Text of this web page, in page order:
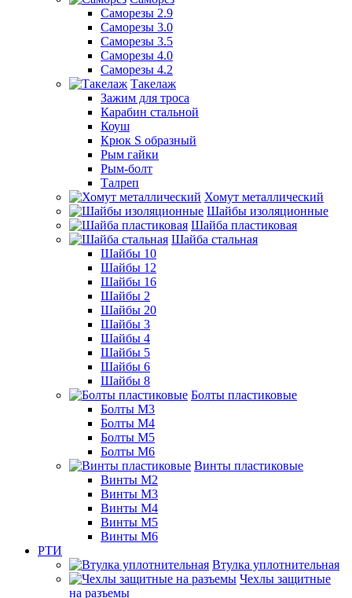
Саморезы 2.9
Саморезы 3.0
Саморезы 3.5
Саморезы 4.0
Саморезы 4.2
Такелаж
Зажим для троса
Карабин стальной
Коуш
Крюк S образный
Рым гайки
Рым-болт
Талреп
Хомут металлический
Шайбы изоляционные
Шайба пластиковая
Шайба стальная
Шайбы 10
Шайбы 12
Шайбы 16
Шайбы 2
Шайбы 20
Шайбы 3
Шайбы 4
Шайбы 5
Шайбы 6
Шайбы 8
Болты пластиковые
Болты М3
Болты М4
Болты М5
Болты М6
Винты пластиковые
Винты М2
Винты М3
Винты М4
Винты М5
Винты М6
РТИ
Втулка уплотнительная
Чехлы защитные
на разъемы